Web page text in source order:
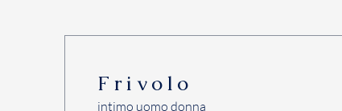
Frivolo
intimo uomo donna